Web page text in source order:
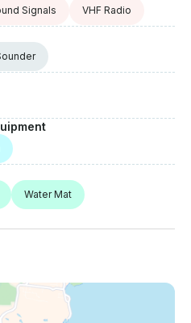
Signals VHF Radio
Water Mat